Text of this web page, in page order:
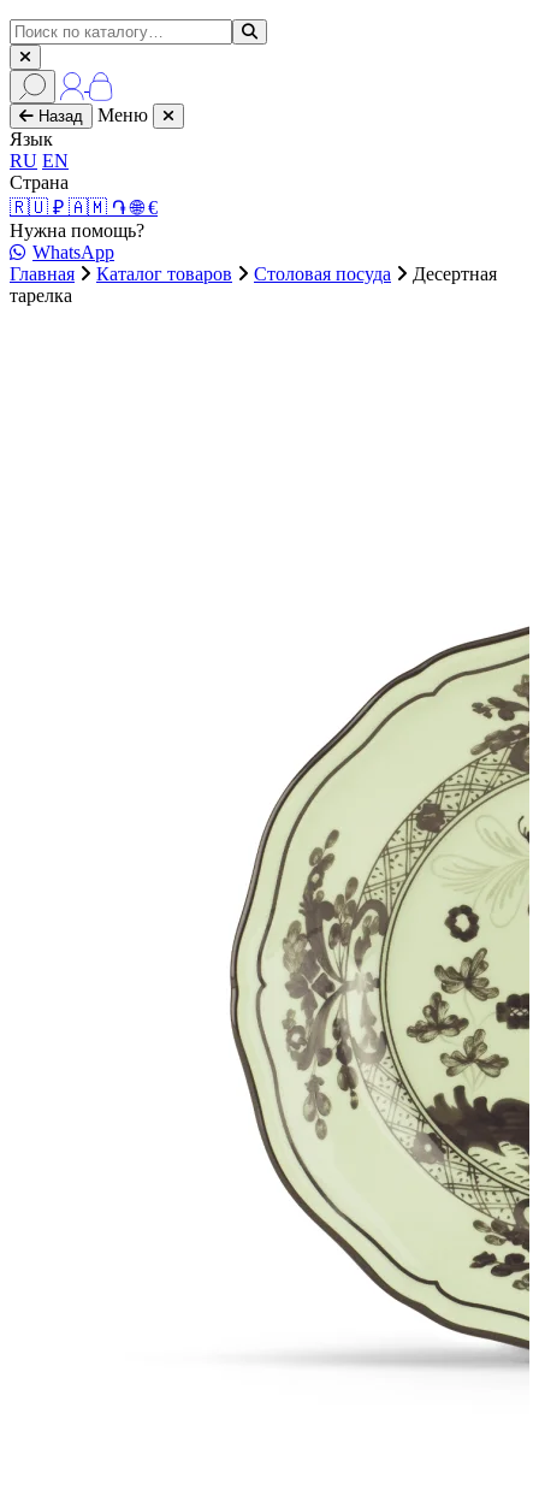
Назад
Меню
Язык
RU EN
Страна
🇷🇺 ₽ 🇦🇲 ֏🌐 €
Нужна помощь?
WhatsApp
Главная
Каталог товаров Столовая посуда
Десертная
тарелка